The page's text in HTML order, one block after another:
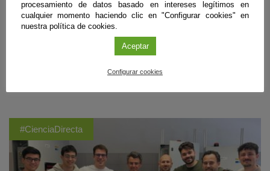
identificado en varios puntos cercanos a la capital almeriense
afloramientos de origen marino correspondientes a la época geológica
previa en la que el Mediterráneo se secó casi por completo. En estos
arrecifes formados a casi 40 metros bajo el nivel del mar, la
transparencia del agua en ese entorno facilitó el crecimiento de corales
de lado a lado. Ahora aportan pistas para reconstruir la historia climática
#CienciaDirecta
procesamiento de datos basado en intereses legítimos en
cualquier momento haciendo clic en "Configurar cookies" en
nuestra política de cookies.
Aceptar
Configurar cookies